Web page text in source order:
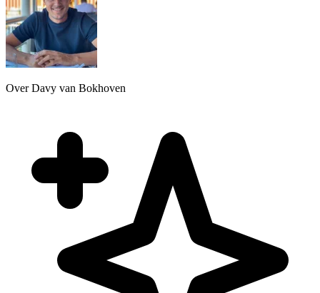
Over Davy van Bokhoven